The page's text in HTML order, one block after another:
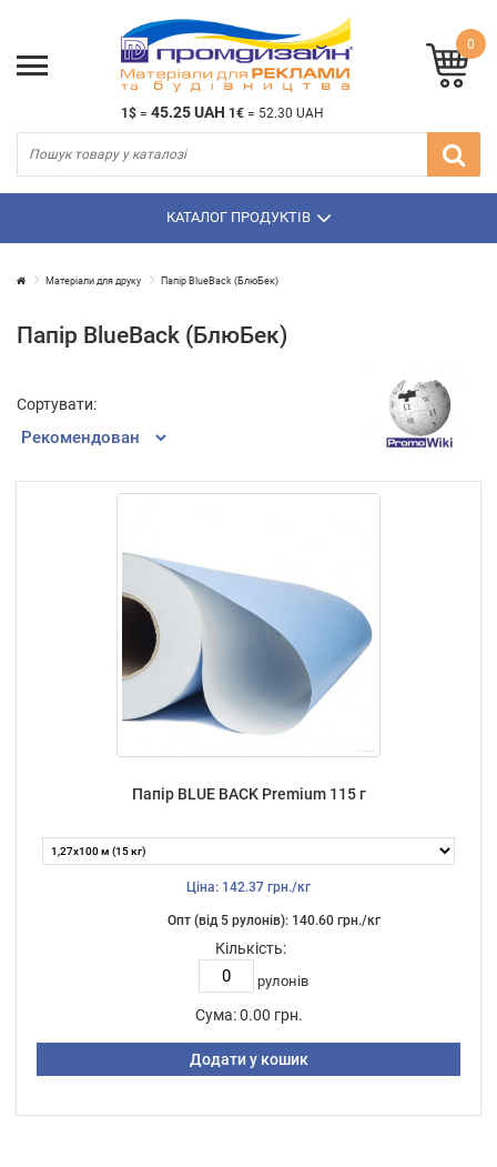
1$ = 45.25 UAH 1€ = 52.30 UAH
0
КАТАЛОГ ПРОДУКТІВ
Матеріали для друку Папір BlueBack (БлюБек)
Папір BlueBack (БлюБек)
Сортувати:
Папір BLUE BACK Premium 115 г
Ціна: 142.37 грн./кг
Опт (від 5 рулонів): 140.60 грн./кг
Кількість:
рулонів
Сума: 0.00 грн.
Додати у кошик